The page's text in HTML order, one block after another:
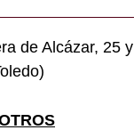
de Alcázar, 25 y